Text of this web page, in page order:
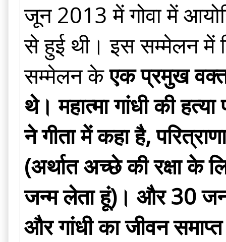
जून 2013 में गोवा में
से हुई थी। इस सम्मेलन में
सम्मेलन केएक प्रमुख
थे। महात्मा गांधी की
ने गीता में कहा है,
(अर्थात अच्छे की रक्षा के
जन्म लेता हूं)। और 30
और गांधी का जीवन